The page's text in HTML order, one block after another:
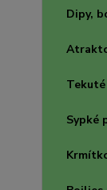
Dipy,
Sypké